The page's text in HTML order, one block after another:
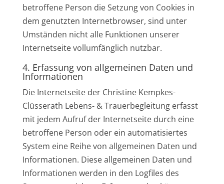
betroffene Person die Setzung von Cookies in
dem genutzten Internetbrowser, sind unter
Umständen nicht alle Funktionen unserer
Internetseite vollumfänglich nutzbar.
4. Erfassung von allgemeinen Daten und
Informationen
Die Internetseite der Christine Kempkes-
Clüsserath Lebens- & Trauerbegleitung erfasst
mit jedem Aufruf der Internetseite durch eine
betroffene Person oder ein automatisiertes
System eine Reihe von allgemeinen Daten und
Informationen. Diese allgemeinen Daten und
Informationen werden in den Logfiles des